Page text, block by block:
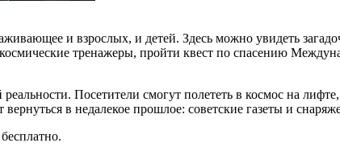
и взрослых, и детей. Здесь можно увидеть
тренажеры, пройти квест по спасению
Посетители смогут полететь в космос на лифте,
вернуться в недалекое прошлое: советские газеты и